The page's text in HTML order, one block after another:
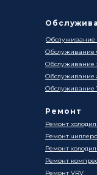
Ремонт
Ремонт
Ремонт
Ремонт
Ремонт
Ремонт VRV
Обслуживание
Обслуживание
Обслуживание
Обслуживание
Обслуживание